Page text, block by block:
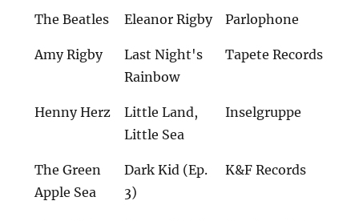
The Beatles Eleanor Rigby Parlophone
Amy Rigby
Last Night's
Rainbow
Tapete Records
Henny Herz
Little Land,
Little Sea
Inselgruppe
The Green
Apple Sea
Dark Kid (Ep.
3)
K&F Records